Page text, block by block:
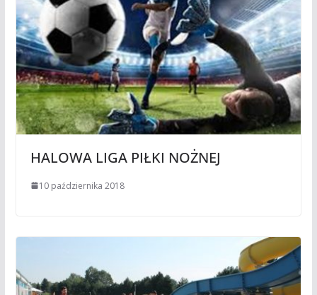
HALOWA LIGA PIŁKI NOŻNEJ
10 października 2018